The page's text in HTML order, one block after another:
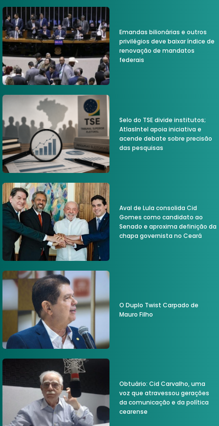
Emandas bilionárias e outros
privilégios deve baixar índice de
renovação de mandatos
federais
Selo do TSE divide institutos;
AtlasIntel apoia iniciativa e
acende debate sobre precisão
das pesquisas
Aval de Lula consolida Cid
Gomes como candidato ao
Senado e aproxima definição da
chapa governista no Ceará
O Duplo Twist Carpado de
Mauro Filho
Obtuário: Cid Carvalho, uma
voz que atravessou gerações
da comunicação e da política
cearense